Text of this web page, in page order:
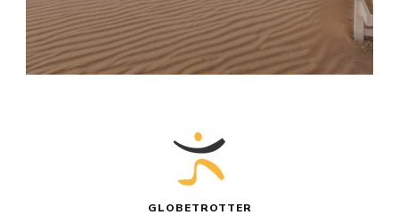
GLOBETROTTER